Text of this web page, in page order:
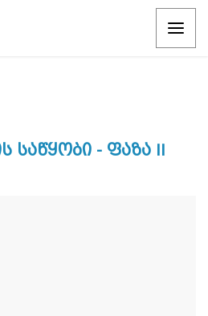
Საწყობი - Ფაზა II